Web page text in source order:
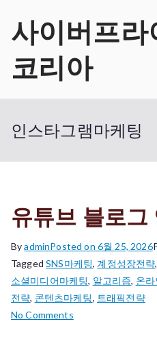
content
사이버프라
코리아
인스타그램마케팅
유튜브 블로그
ByadminPosted on 6월 25, 2026
TaggedSNS마케팅, 계정성장전략,
소셜미디어마케팅, 알고리즘, 온
전략, 콘텐츠마케팅, 트래픽전략
No Commentson